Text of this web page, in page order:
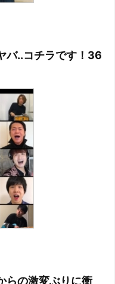
バ..コチラです！36
らの激変ぶりに衝